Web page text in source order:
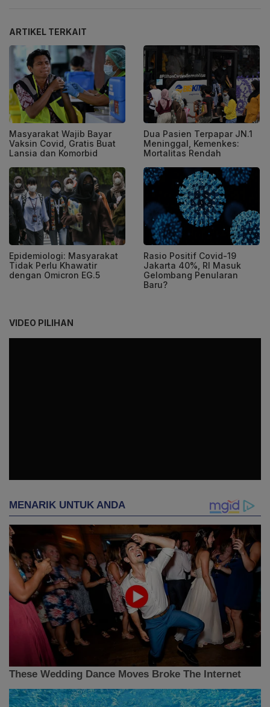
ARTIKEL TERKAIT
Masyarakat Wajib Bayar
Vaksin Covid, Gratis Buat
Lansia dan Komorbid
Dua Pasien Terpapar JN.1
Meninggal, Kemenkes:
Mortalitas Rendah
Epidemiologi: Masyarakat
Tidak Perlu Khawatir
dengan Omicron EG.5
Rasio Positif Covid-19
Jakarta 40%, RI Masuk
Gelombang Penularan
Baru?
VIDEO PILIHAN